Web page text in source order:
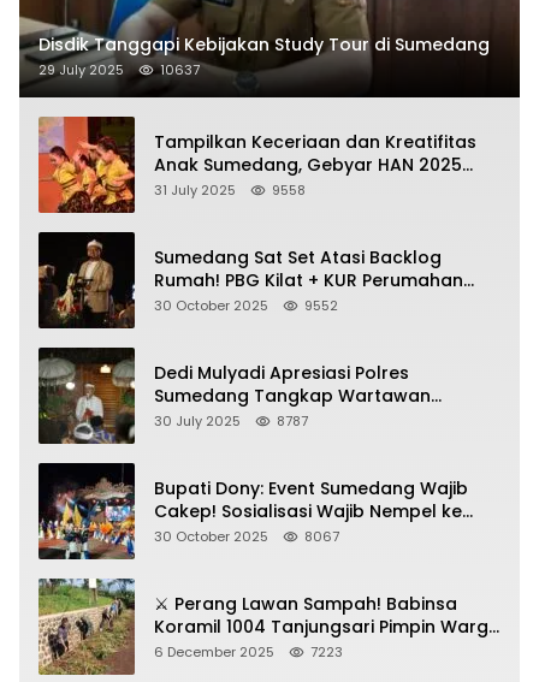
Disdik Tanggapi Kebijakan Study Tour di Sumedang
29 July 2025 10637
Tampilkan Keceriaan dan Kreatifitas
Anak Sumedang, Gebyar HAN 2025
Dihadiri Bupati dan Wabup
31 July 2025 9558
Sumedang Sat Set Atasi Backlog
Rumah! PBG Kilat + KUR Perumahan
Jadi Kunci!
30 October 2025 9552
Dedi Mulyadi Apresiasi Polres
Sumedang Tangkap Wartawan
Gadungan Pemeras Kades
30 July 2025 8787
Bupati Dony: Event Sumedang Wajib
Cakep! Sosialisasi Wajib Nempel ke
Seni Budaya!
30 October 2025 8067
⚔️ Perang Lawan Sampah! Babinsa
Koramil 1004 Tanjungsari Pimpin Warga
Bersihkan Gorong-Gorong & Plastik
6 December 2025 7223